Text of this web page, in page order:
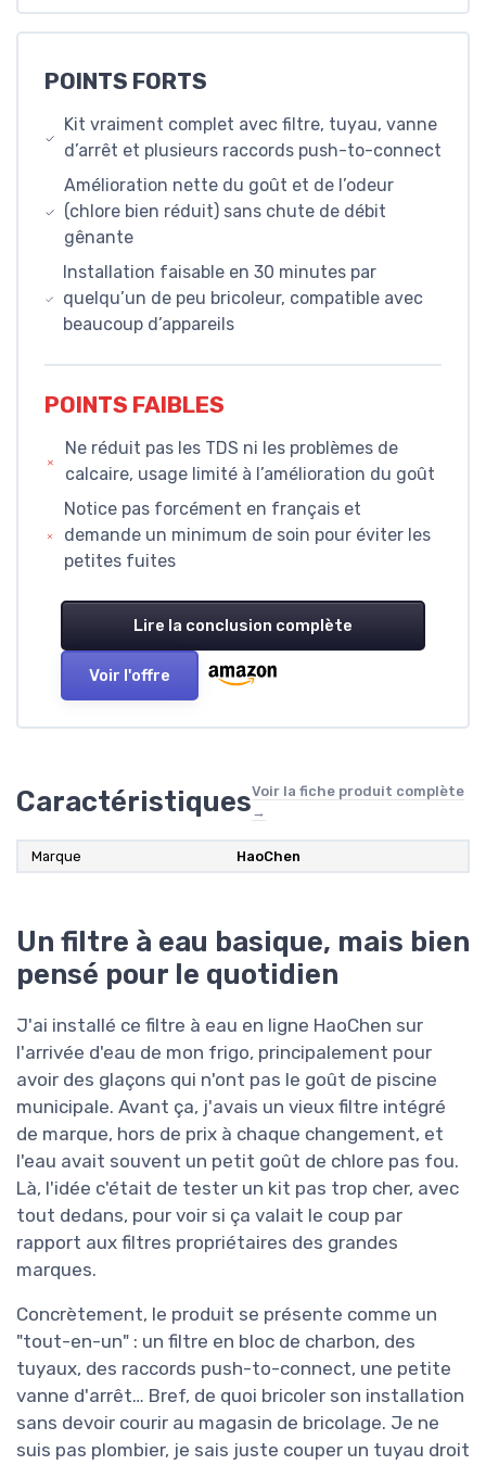
POINTS FORTS
Kit vraiment complet avec filtre, tuyau, vanne
d’arrêt et plusieurs raccords push-to-connect
Amélioration nette du goût et de l’odeur
(chlore bien réduit) sans chute de débit
gênante
Installation faisable en 30 minutes par
quelqu’un de peu bricoleur, compatible avec
beaucoup d’appareils
POINTS FAIBLES
Ne réduit pas les TDS ni les problèmes de
calcaire, usage limité à l’amélioration du goût
Notice pas forcément en français et
demande un minimum de soin pour éviter les
petites fuites
Lire la conclusion complète
Voir l'offre
CaractéristiquesVoir la fiche produit complète
→
Marque HaoChen
Un filtre à eau basique, mais bien
pensé pour le quotidien
J'ai installé ce filtre à eau en ligne HaoChen sur
l'arrivée d'eau de mon frigo, principalement pour
avoir des glaçons qui n'ont pas le goût de piscine
municipale. Avant ça, j'avais un vieux filtre intégré
de marque, hors de prix à chaque changement, et
l'eau avait souvent un petit goût de chlore pas fou.
Là, l'idée c'était de tester un kit pas trop cher, avec
tout dedans, pour voir si ça valait le coup par
rapport aux filtres propriétaires des grandes
marques.
Concrètement, le produit se présente comme un
"tout-en-un" : un filtre en bloc de charbon, des
tuyaux, des raccords push-to-connect, une petite
vanne d'arrêt… Bref, de quoi bricoler son installation
sans devoir courir au magasin de bricolage. Je ne
suis pas plombier, je sais juste couper un tuyau droit